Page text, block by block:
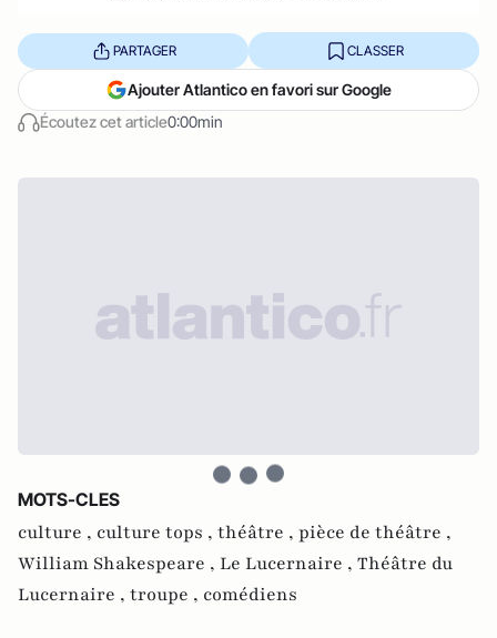
Écoutez cet article0:00min
PARTAGER CLASSER
Ajouter Atlantico en favori sur Google
MOTS-CLES
culture , culture tops , théâtre , pièce de théâtre ,
William Shakespeare , Le Lucernaire , Théâtre du
Lucernaire , troupe , comédiens